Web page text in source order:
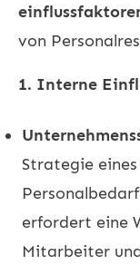
von
1. Interne
Strategie
erfordert eine
Mitarbeiter